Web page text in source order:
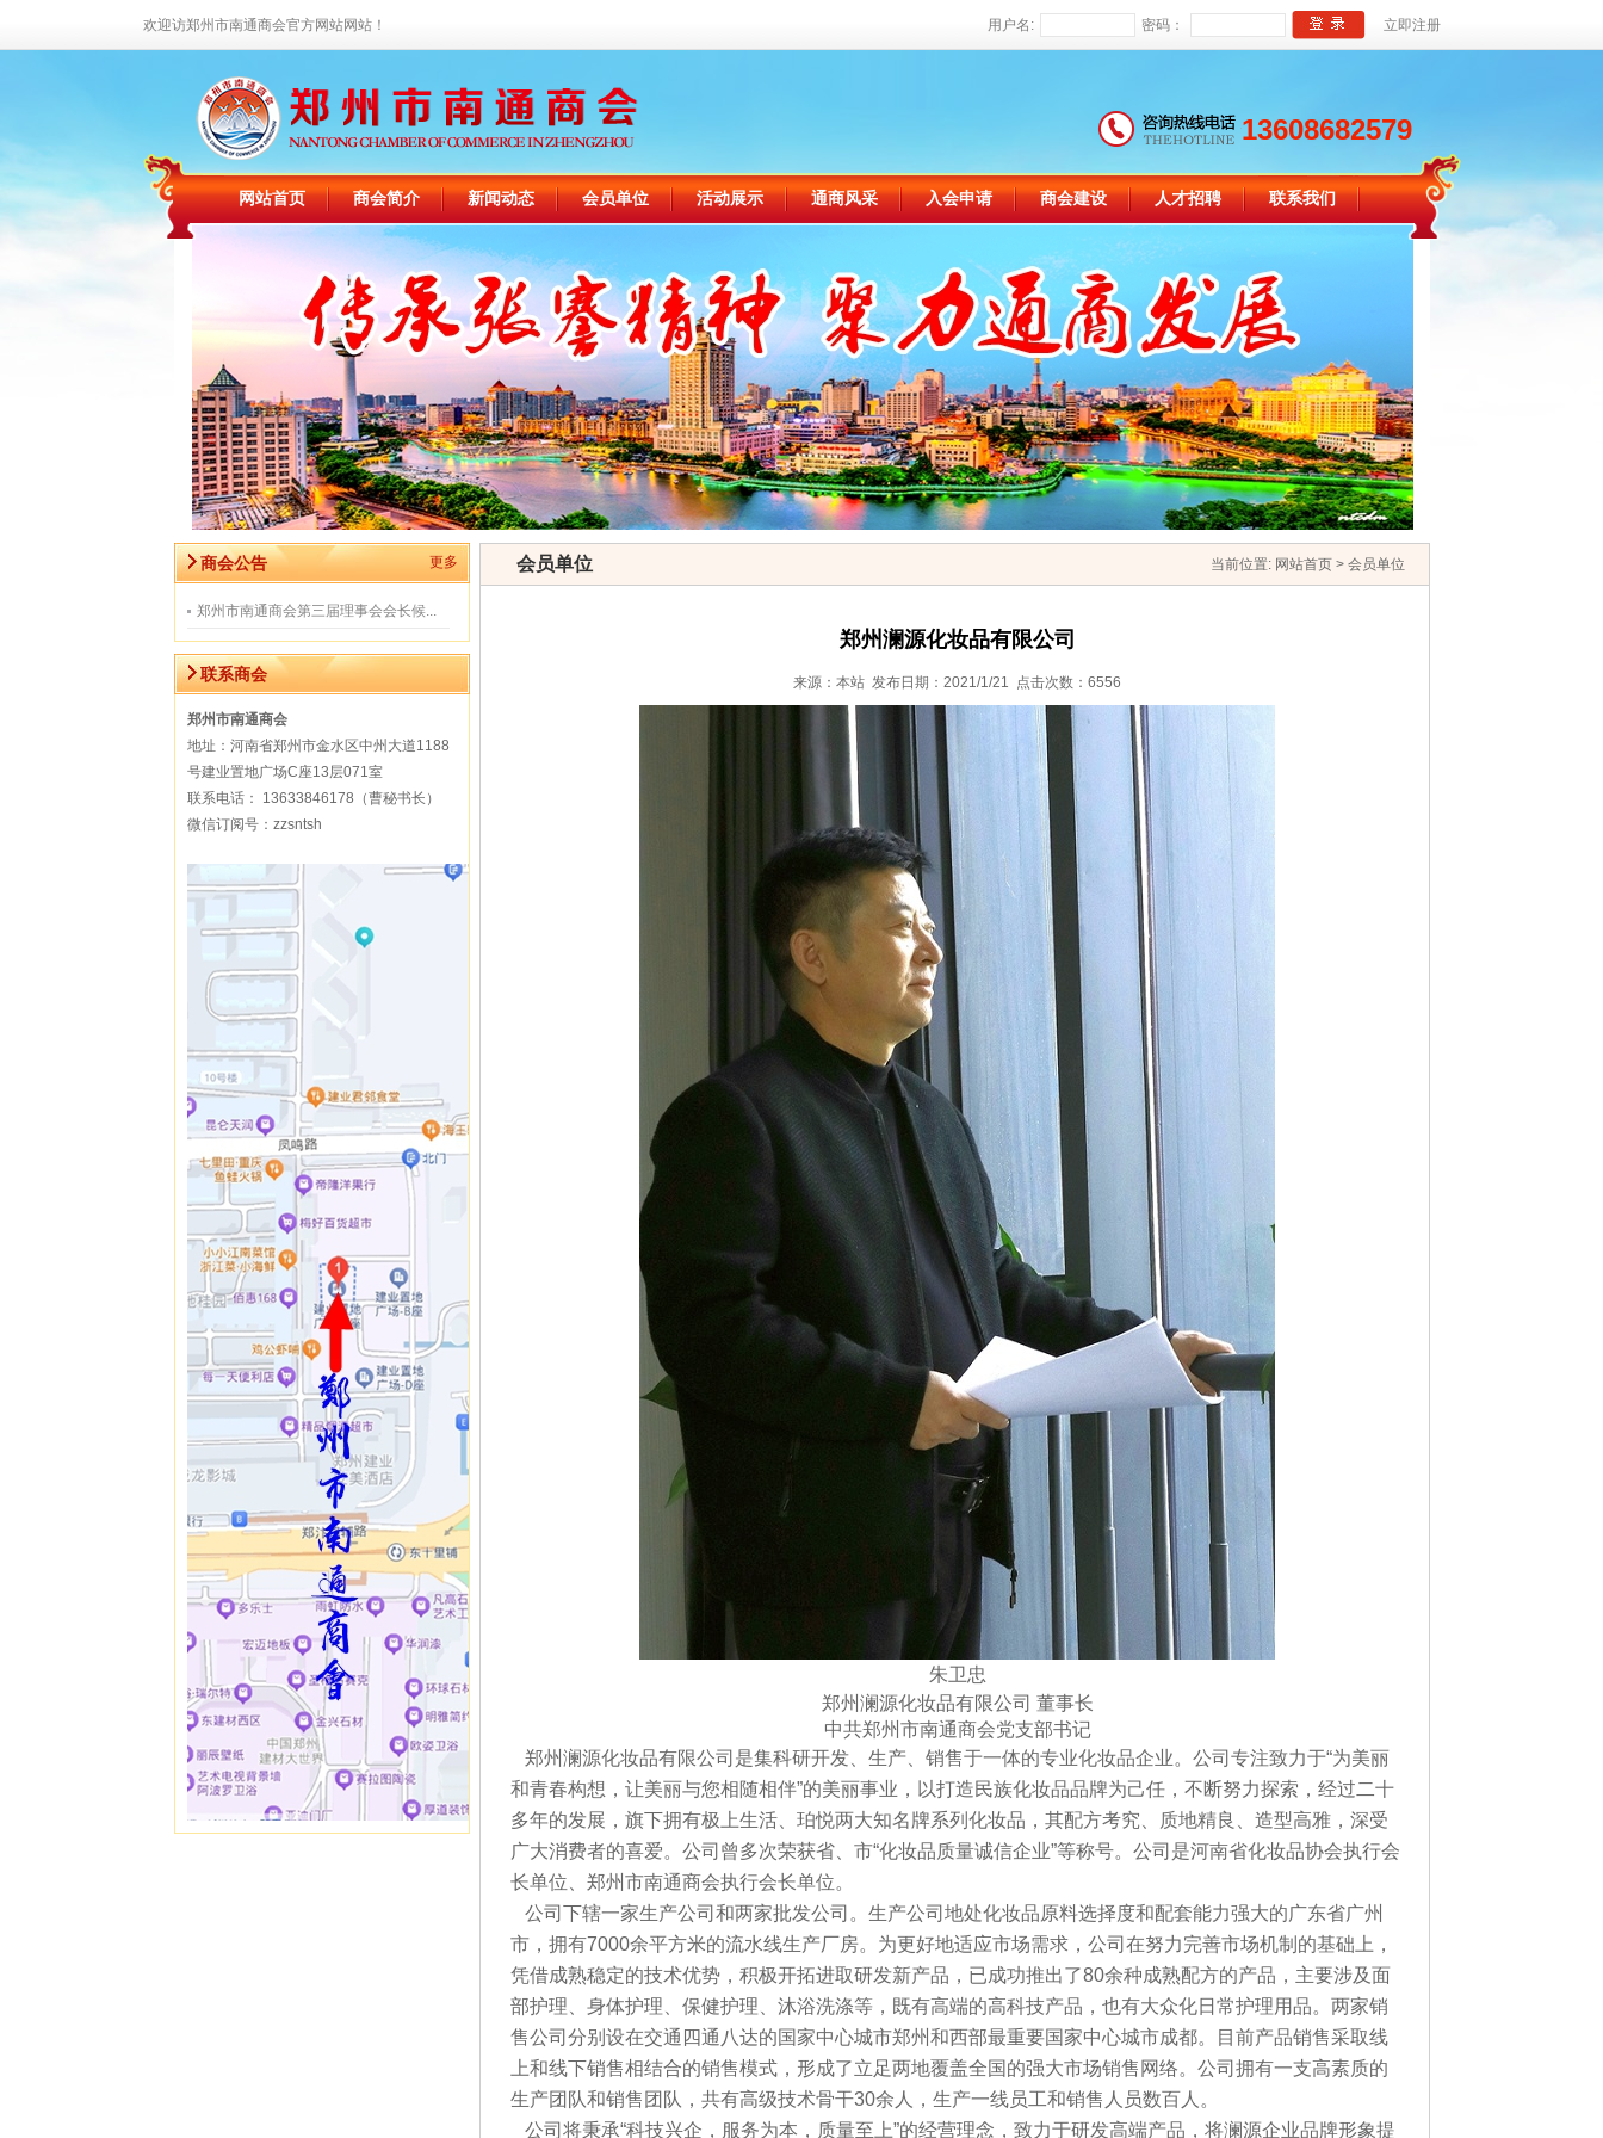
欢迎访郑州市南通商会官方网站网站！ 用户名: 密码： 立即注册
13608682579
网站首页 商会简介 新闻动态 会员单位 活动展示 通商风采 入会申请 商会建设 人才招聘 联系我们
商会公告 更多
郑州市南通商会第三届理事会会长候...
联系商会
郑州市南通商会
地址：河南省郑州市金水区中州大道1188
号建业置地广场C座13层071室
联系电话： 13633846178（曹秘书长）
微信订阅号：zzsntsh
会员单位 当前位置: 网站首页 > 会员单位
郑州澜源化妆品有限公司
来源：本站 发布日期：2021/1/21 点击次数：6556
朱卫忠
郑州澜源化妆品有限公司 董事长
中共郑州市南通商会党支部书记
郑州澜源化妆品有限公司是集科研开发、生产、销售于一体的专业化妆品企业。公司专注致力于“为美丽
和青春构想，让美丽与您相随相伴”的美丽事业，以打造民族化妆品品牌为己任，不断努力探索，经过二十
多年的发展，旗下拥有极上生活、珀悦两大知名牌系列化妆品，其配方考究、质地精良、造型高雅，深受
广大消费者的喜爱。公司曾多次荣获省、市“化妆品质量诚信企业”等称号。公司是河南省化妆品协会执行会
长单位、郑州市南通商会执行会长单位。
公司下辖一家生产公司和两家批发公司。生产公司地处化妆品原料选择度和配套能力强大的广东省广州
市，拥有7000余平方米的流水线生产厂房。为更好地适应市场需求，公司在努力完善市场机制的基础上，
凭借成熟稳定的技术优势，积极开拓进取研发新产品，已成功推出了80余种成熟配方的产品，主要涉及面
部护理、身体护理、保健护理、沐浴洗涤等，既有高端的高科技产品，也有大众化日常护理用品。两家销
售公司分别设在交通四通八达的国家中心城市郑州和西部最重要国家中心城市成都。目前产品销售采取线
上和线下销售相结合的销售模式，形成了立足两地覆盖全国的强大市场销售网络。公司拥有一支高素质的
生产团队和销售团队，共有高级技术骨干30余人，生产一线员工和销售人员数百人。
公司将秉承“科技兴企，服务为本，质量至上”的经营理念，致力于研发高端产品，将澜源企业品牌形象提